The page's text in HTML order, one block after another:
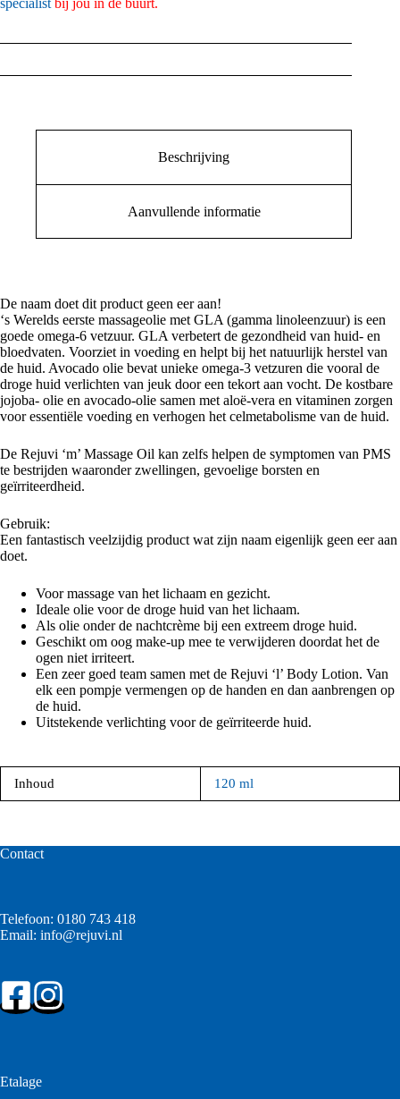
specialist bij jou in de buurt.
Beschrijving
Aanvullende informatie
De naam doet dit product geen eer aan!
‘s Werelds eerste massageolie met GLA (gamma linoleenzuur) is een
goede omega-6 vetzuur. GLA verbetert de gezondheid van huid- en
bloedvaten. Voorziet in voeding en helpt bij het natuurlijk herstel van
de huid. Avocado olie bevat unieke omega-3 vetzuren die vooral de
droge huid verlichten van jeuk door een tekort aan vocht. De kostbare
jojoba- olie en avocado-olie samen met aloë-vera en vitaminen zorgen
voor essentiële voeding en verhogen het celmetabolisme van de huid.
De Rejuvi ‘m’ Massage Oil kan zelfs helpen de symptomen van PMS
te bestrijden waaronder zwellingen, gevoelige borsten en
geïrriteerdheid.
Gebruik:
Een fantastisch veelzijdig product wat zijn naam eigenlijk geen eer aan
doet.
Voor massage van het lichaam en gezicht.
Ideale olie voor de droge huid van het lichaam.
Als olie onder de nachtcrème bij een extreem droge huid.
Geschikt om oog make-up mee te verwijderen doordat het de
ogen niet irriteert.
Een zeer goed team samen met de Rejuvi ‘l’ Body Lotion. Van
elk een pompje vermengen op de handen en dan aanbrengen op
de huid.
Uitstekende verlichting voor de geïrriteerde huid.
Inhoud 120 ml
Contact
Telefoon: 0180 743 418
Email: info@rejuvi.nl
Etalage